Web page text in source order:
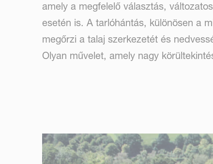
amely a megfelelő választás,
esetén is. A tarlóhántás, különösen a
megőrzi a talaj szerkezetét és
Olyan művelet, amely nagy